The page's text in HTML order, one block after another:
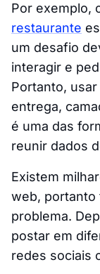
Por exemplo,
restaurante
um desafio
interagir e
Portanto,
entrega,
é uma das
reunir dados
Existem
web, portanto
problema.
postar em
redes sociais